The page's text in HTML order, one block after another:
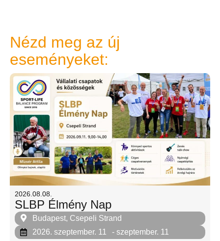
Nézd meg az új
eseményeket:
2026.08.08.
SLBP Élmény Nap
Budapest, Csepeli Strand
2026. szeptember. 11
- szeptember. 11